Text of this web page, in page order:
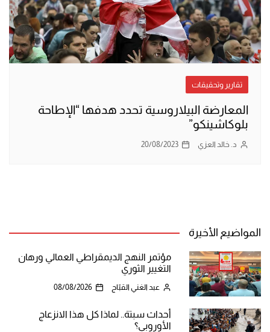
تقارير وتحقيقات
المعارضة البيلاروسية تحدد هدفها “الإطاحة
بلوكاشينكو”
د. خالد العزي 20/08/2023
المواضيع الأخيرة
مؤتمر النهج الديمقراطي العمالي ورهان
التغيير الثوري
عبد الغني القبّاج 08/08/2026
أحداث سبتة.. لماذا كل هذا الانزعاج
الأوروبي؟